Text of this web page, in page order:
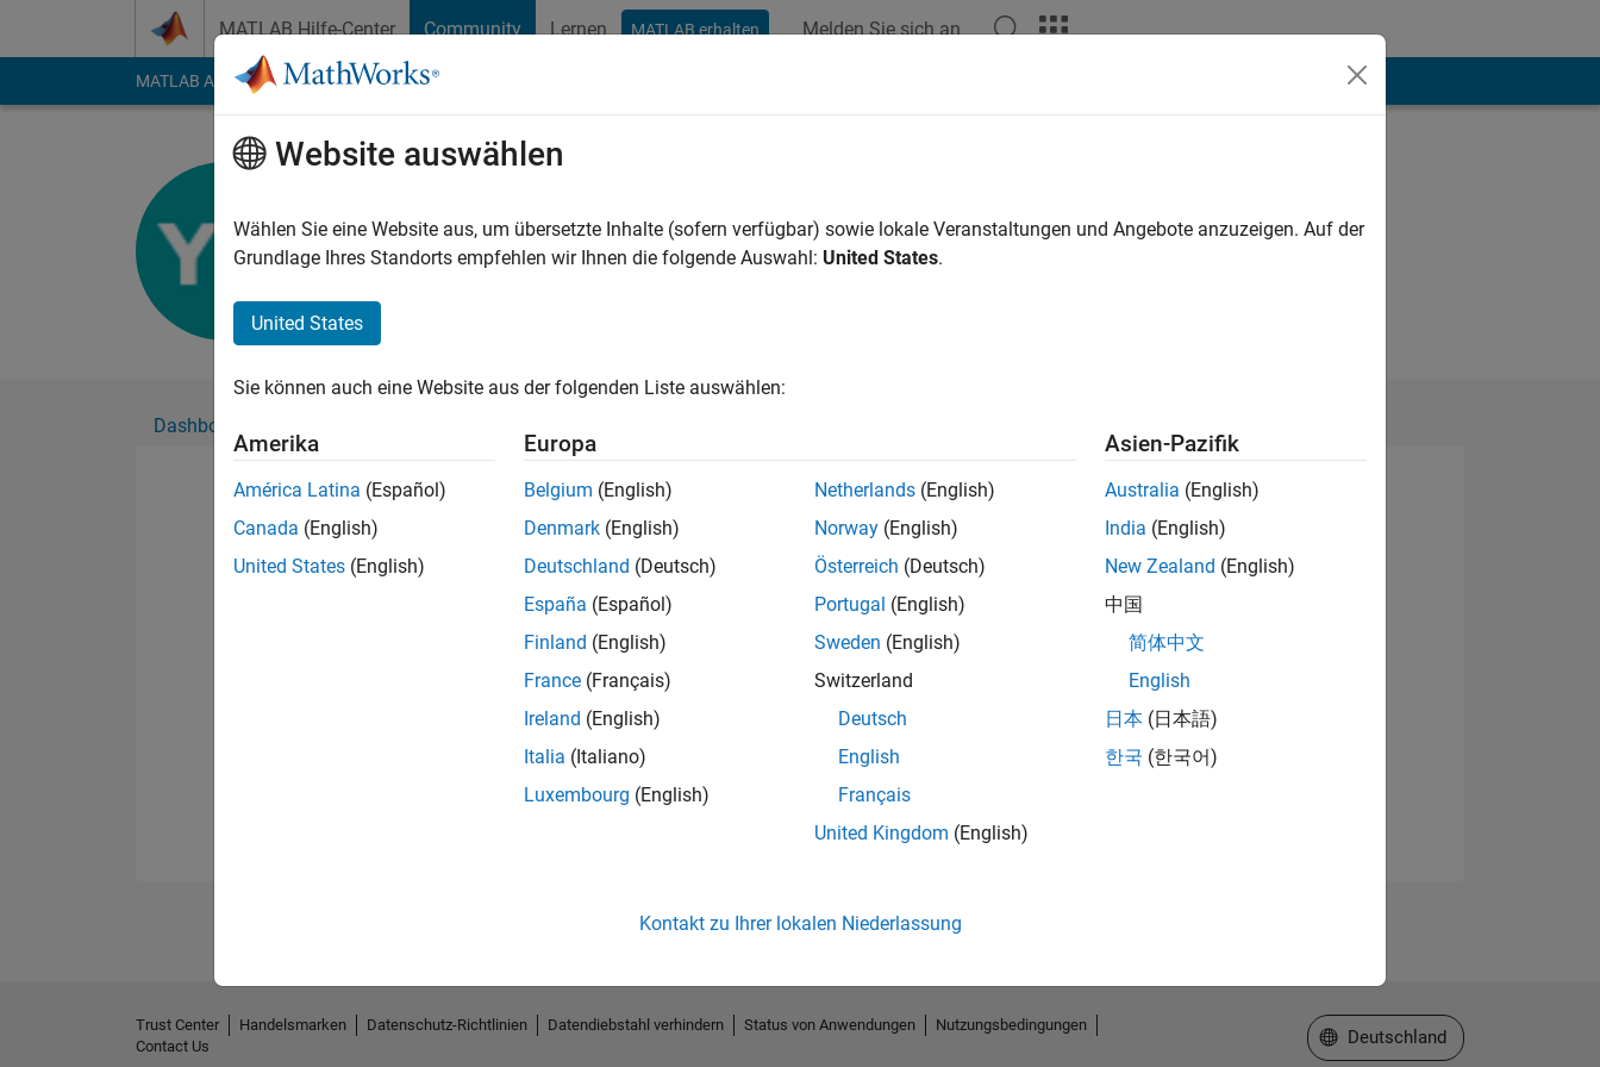
MATLAB Hilfe-Center Community Lernen MATLAB erhalten Melden Sie sich an
MATLAB Answers File Exchange Cody
Aktiv seit 2022
Followers:0 Following:0
Dashboard
Please to endorse this person in a skill
No Endorsements received
Website auswählen
Wählen Sie eine Website aus, um übersetzte Inhalte (sofern verfügbar) sowie lokale Veranstaltungen und Angebote anzuzeigen. Auf der
Grundlage Ihres Standorts empfehlen wir Ihnen die folgende Auswahl: United States.
United States
Sie können auch eine Website aus der folgenden Liste auswählen:
Amerika
América Latina (Español)
Canada (English)
United States (English)
Europa
Belgium (English)
Denmark (English)
Deutschland (Deutsch)
España (Español)
Finland (English)
France (Français)
Ireland (English)
Italia (Italiano)
Luxembourg (English)
Netherlands (English)
Norway (English)
Österreich (Deutsch)
Portugal (English)
Sweden (English)
Switzerland
Deutsch
English
Français
United Kingdom (English)
Asien-Pazifik
Australia (English)
India (English)
New Zealand (English)
中国
简体中文
English
日本 (日本語)
한국 (한국어)
Kontakt zu Ihrer lokalen Niederlassung
Trust Center Handelsmarken Datenschutz-Richtlinien Datendiebstahl verhindern Status von Anwendungen
Nutzungsbedingungen
Contact Us
Website auswählen
Deutschland